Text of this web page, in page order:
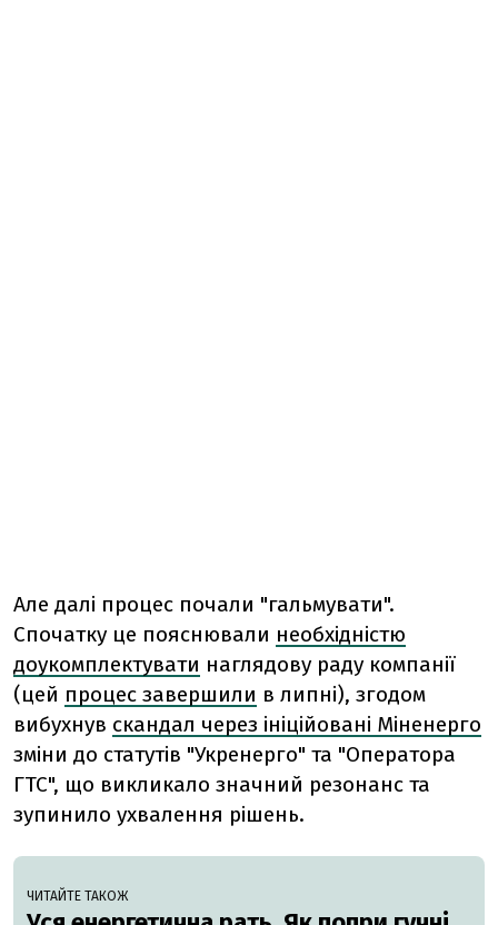
Але далі процес почали "гальмувати".
Спочатку це пояснювали необхідністю
доукомплектувати наглядову раду компанії
(цей процес завершили в липні), згодом
вибухнув скандал через ініційовані Міненерго
зміни до статутів "Укренерго" та "Оператора
ГТС", що викликало значний резонанс та
зупинило ухвалення рішень.
ЧИТАЙТЕ ТАКОЖ